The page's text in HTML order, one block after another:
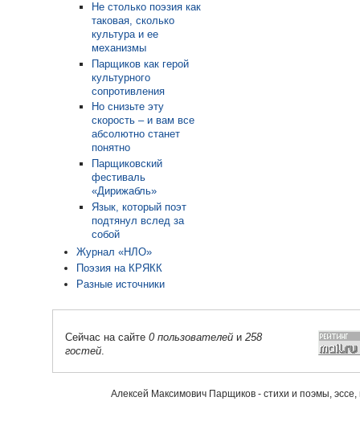
Не столько поэзия как
таковая, сколько
культура и ее
механизмы
Парщиков как герой
культурного
сопротивления
Но снизьте эту
скорость – и вам все
абсолютно станет
понятно
Парщиковский
фестиваль
«Дирижабль»
Язык, который поэт
подтянул вслед за
собой
Журнал «НЛО»
Поэзия на КРЯКК
Разные источники
Сейчас на сайте 0 пользователей и 258
гостей
Алексей Максимович Парщиков - стихи и поэмы,